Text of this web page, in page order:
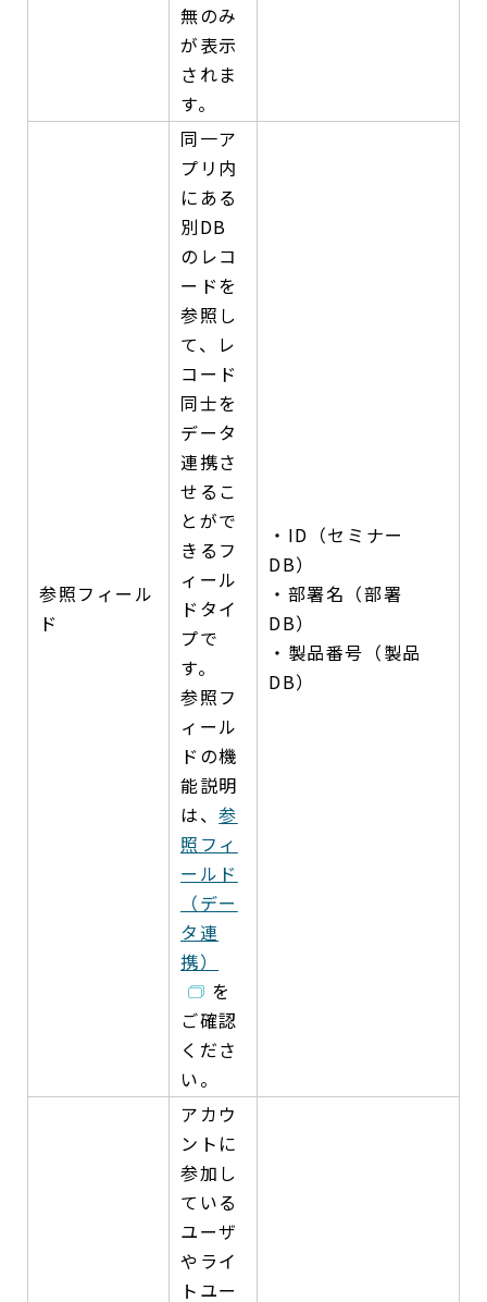
無のみ
が表示
されま
す。
参照フィール
ド
同一ア
プリ内
にある
別DB
のレコ
ードを
参照し
て、レ
コード
同士を
データ
連携さ
せるこ
とがで
きるフ
ィール
ドタイ
プで
す。
参照フ
ィール
ドの機
能説明
は、参
照フィ
ールド
（デー
タ連
携）
を
ご確認
くださ
い。
・ID（セミナー
DB）
・部署名（部署
DB）
・製品番号（製品
DB）
アカウ
ントに
参加し
ている
ユーザ
やライ
トユー